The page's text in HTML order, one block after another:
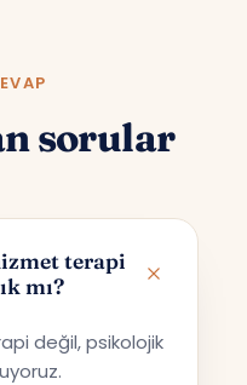
sorular
terapi
mı?
değil, psikolojik